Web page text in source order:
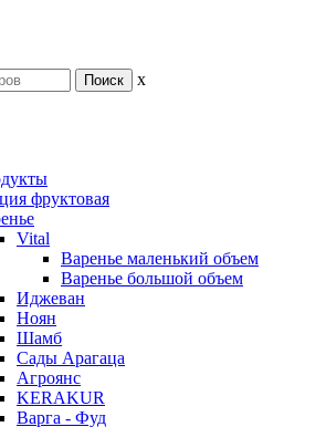
x
фруктовая
Vital
Варенье маленький объем
Варенье большой объем
Иджеван
Ноян
Шамб
Сады Арагаца
Агроянс
KERAKUR
Варга - Фуд